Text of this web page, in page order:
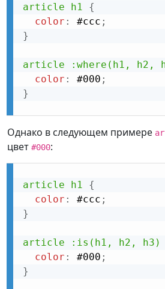
article h1
{
color : #ccc ;
}
article :where(h1, h2,
color : #000 ;
}
Однако в следующем примере
цвет #000:
article h1
{
color : #ccc ;
}
article :is(h1, h2, h3)
color : #000 ;
}